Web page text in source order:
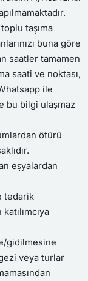
taşıma
buna göre
saatler tamamen
saati ve noktası,
ile
bu bilgi ulaşmaz
ötürü
eşyalardan
tedarik
gidilmesine
veya turlar